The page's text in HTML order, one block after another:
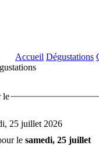
Accueil Dégustations
le
25 juillet 2026
le samedi, 25 juillet